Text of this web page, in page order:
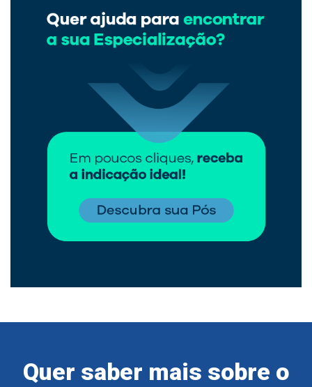
Quer saber mais sobre o